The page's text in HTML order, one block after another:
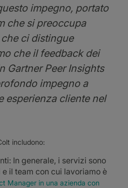
impegno, portato
che si preoccupa
ci distingue
che il feedback dei
Gartner Peer Insights
impegno a
esperienza cliente nel
includono:
In generale, i servizi sono
il team con cui lavoriamo è
Manager in una azienda con